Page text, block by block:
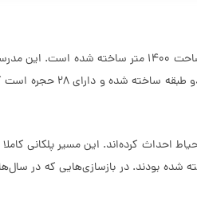
مدرسه‌ی شاهرخیه در ضلع جنوب شرقی مسجد بایزید بسطامی و در فاصله‌ی چند متری از آن قرار گرفته است. مدرسه‌ی
دو ایوانی است که ایوان‌ها در اضلاع شمالی و جنوبی آن
احداث کرده‌اند. این مسیر پلکانی
شده بودند. در بازسازی‌هایی که در